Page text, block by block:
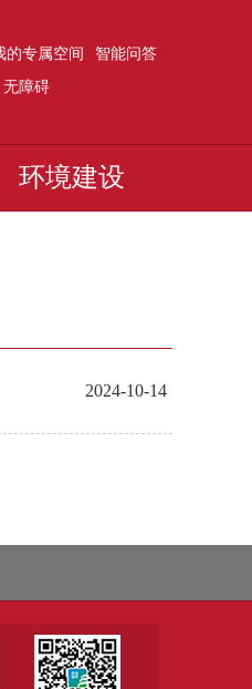
的专属空间
智能问答
无障碍
环境建设
2024-10-14